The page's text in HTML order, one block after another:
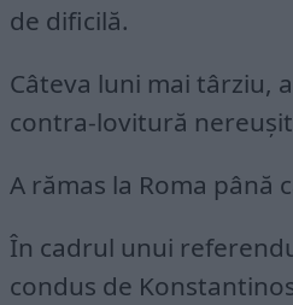
de dificilă.
Câteva luni mai târziu,
contra-lovitură
A rămas la Roma până
În cadrul unui
condus de